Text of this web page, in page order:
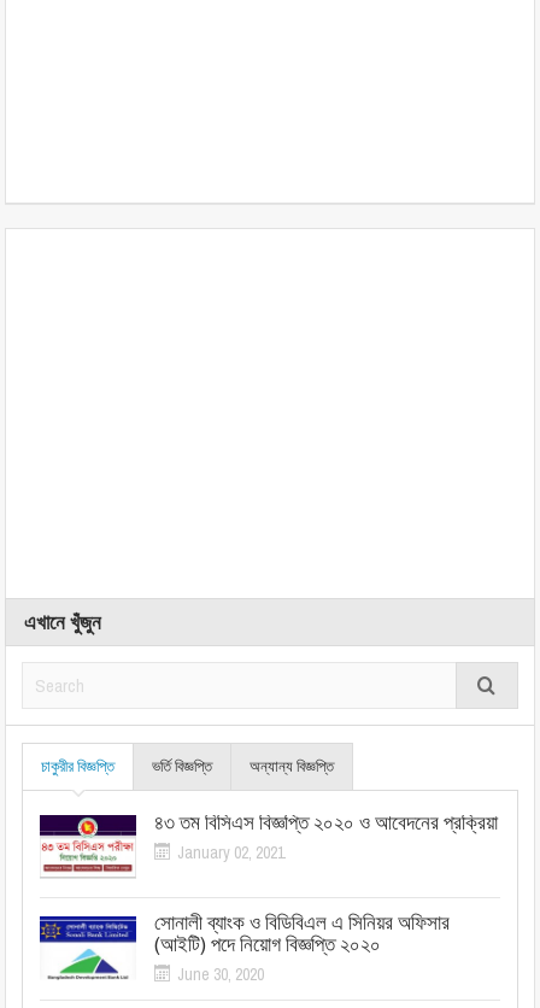
এখানে খুঁজুন
চাকুরীর বিজ্ঞপ্তি ভর্তি বিজ্ঞপ্তি অন্যান্য বিজ্ঞপ্তি
৪৩ তম বিসিএস বিজ্ঞপ্তি ২০২০ ও আবেদনের প্রক্রিয়া
January 02, 2021
সোনালী ব্যাংক ও বিডিবিএল এ সিনিয়র অফিসার
(আইটি) পদে নিয়োগ বিজ্ঞপ্তি ২০২০
June 30, 2020